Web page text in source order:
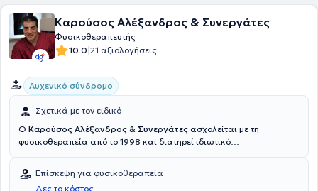
Καρούσος Αλέξανδρος & Συνεργάτες
Φυσικοθεραπευτής
10.0|21 αξιολογήσεις
Αυχενικό σύνδρομο
Σχετικά με τον ειδικό
Ο Καρούσος Αλέξανδρος & Συνεργάτες ασχολείται με τη
φυσικοθεραπεία από το 1998 και διατηρεί ιδιωτικό
τον ΕΟΠΥΥ). Οι πολυετείς σπουδές του εντός και εκτός Ελλάδος σε
συνδυασμό με τις μεταπτυχιακές σπουδές του και την πολυετή
Επίσκεψη για φυσικοθεραπεία
Δες το κόστος